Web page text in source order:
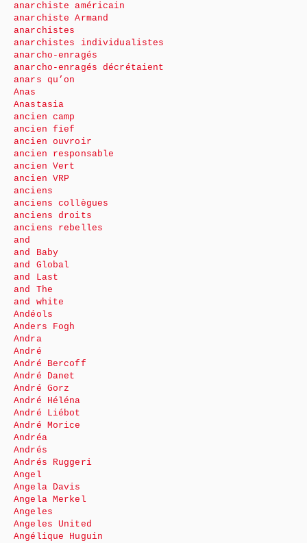
anarchiste américain
anarchiste Armand
anarchistes
anarchistes individualistes
anarcho-enragés
anarcho-enragés décrétaient
anars qu’on
Anas
Anastasia
ancien camp
ancien fief
ancien ouvroir
ancien responsable
ancien Vert
ancien VRP
anciens
anciens collègues
anciens droits
anciens rebelles
and
and Baby
and Global
and Last
and The
and white
Andéols
Anders Fogh
Andra
André
André Bercoff
André Danet
André Gorz
André Héléna
André Liébot
André Morice
Andréa
Andrés
Andrés Ruggeri
Angel
Angela Davis
Angela Merkel
Angeles
Angeles United
Angélique Huguin